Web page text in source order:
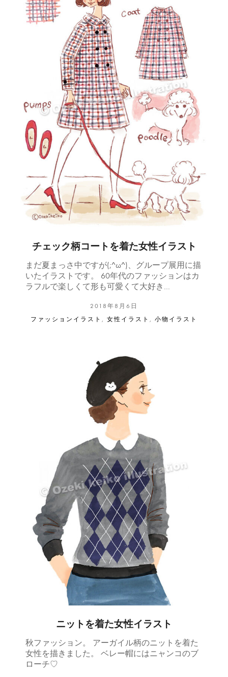
チェック柄コートを着た女性イラスト
まだ夏まっさ中ですが(;^ω^)、グループ展用に描
いたイラストです。 60年代のファッションはカ
ラフルで楽しくて形も可愛くて大好き…
2018年8月6日
ファッションイラスト , 女性イラスト , 小物イラスト
ニットを着た女性イラスト
秋ファッション。 アーガイル柄のニットを着た
女性を描きました。 ベレー帽にはニャンコのブ
ローチ♡